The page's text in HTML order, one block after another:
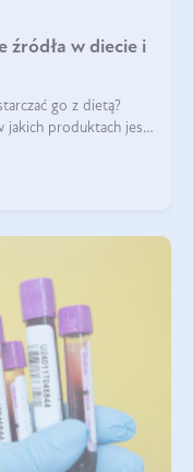
źródła w diecie i
go z dietą?
jakich produktach jest